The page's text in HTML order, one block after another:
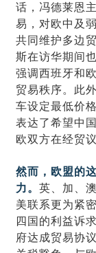
话，冯德莱恩
易，对欧中及
共同维护多边
斯在访华期间
强调西班牙和
贸易秩序。此
车设定最低价
表达了希望中
欧双方在经贸
然而，欧盟的
力。 英、加、
美联系更为紧
四国的利益诉
府达成贸易协